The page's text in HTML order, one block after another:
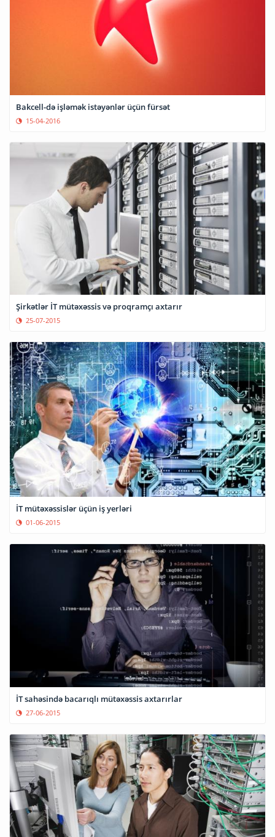
Bakcell-də işləmək istəyənlər üçün fürsət
15-04-2016
Şirkətlər İT mütəxəssis və proqramçı axtarır
25-07-2015
İT mütəxəssislər üçün iş yerləri
01-06-2015
İT sahəsində bacarıqlı mütəxəssis axtarırlar
27-06-2015